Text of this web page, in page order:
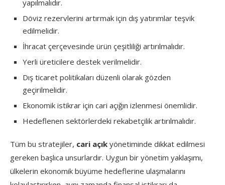
yapılmalıdır.
Döviz rezervlerini artırmak için dış yatırımlar teşvik
edilmelidir.
İhracat çerçevesinde ürün çeşitliliği artırılmalıdır.
Yerli üreticilere destek verilmelidir.
Dış ticaret politikaları düzenli olarak gözden
geçirilmelidir.
Ekonomik istikrar için cari açığın izlenmesi önemlidir.
Hedeflenen sektörlerdeki rekabetçilik artırılmalıdır.
Tüm bu stratejiler, cari açık yönetiminde dikkat edilmesi
gereken başlıca unsurlardır. Uygun bir yönetim yaklaşımı,
ülkelerin ekonomik büyüme hedeflerine ulaşmalarını